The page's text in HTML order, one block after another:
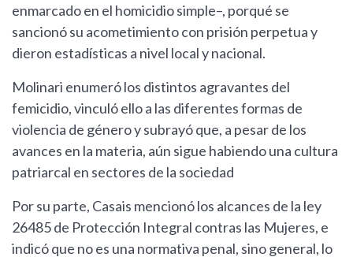
enmarcado en el homicidio simple–, porqué se
sancionó su acometimiento con prisión perpetua y
dieron estadísticas a nivel local y nacional.
Molinari enumeró los distintos agravantes del
femicidio, vinculó ello a las diferentes formas de
violencia de género y subrayó que, a pesar de los
avances en la materia, aún sigue habiendo una cultura
patriarcal en sectores de la sociedad
Por su parte, Casais mencionó los alcances de la ley
26485 de Protección Integral contras las Mujeres, e
indicó que no es una normativa penal, sino general, lo